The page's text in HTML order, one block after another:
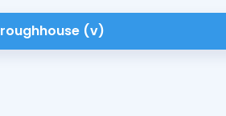
roughhouse (v)